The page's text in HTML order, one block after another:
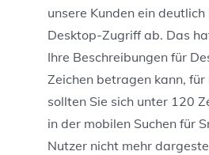
unsere Kunden ein deutlich
Desktop-Zugriff ab. Das
Ihre Beschreibungen für
Zeichen betragen kann,
sollten Sie sich unter 120
in der mobilen Suchen für
Nutzer nicht mehr